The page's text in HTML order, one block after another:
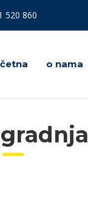
520 860
o nama